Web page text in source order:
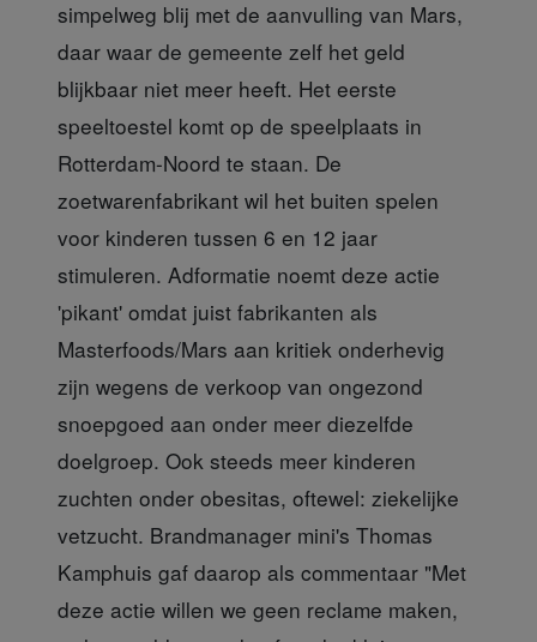
simpelweg blij met de aanvulling van Mars,
daar waar de gemeente zelf het geld
blijkbaar niet meer heeft. Het eerste
speeltoestel komt op de speelplaats in
Rotterdam-Noord te staan. De
zoetwarenfabrikant wil het buiten spelen
voor kinderen tussen 6 en 12 jaar
stimuleren. Adformatie noemt deze actie
'pikant' omdat juist fabrikanten als
Masterfoods/Mars aan kritiek onderhevig
zijn wegens de verkoop van ongezond
snoepgoed aan onder meer diezelfde
doelgroep. Ook steeds meer kinderen
zuchten onder obesitas, oftewel: ziekelijke
vetzucht. Brandmanager mini's Thomas
Kamphuis gaf daarop als commentaar "Met
deze actie willen we geen reclame maken,